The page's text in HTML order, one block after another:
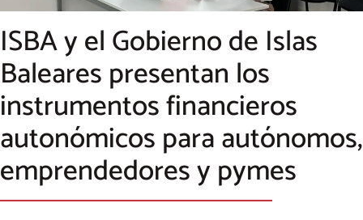
ISBA y el Gobierno de Islas
Baleares presentan los
instrumentos financieros
autonómicos para autónomos,
emprendedores y pymes